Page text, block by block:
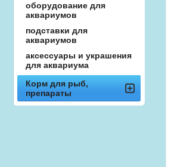
оборудование для
аквариумов
подставки для
аквариумов
аксессуары и украшения
для аквариума
Корм для рыб,
препараты